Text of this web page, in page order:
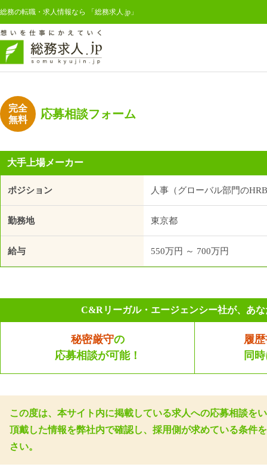
総務の転職・求人情報なら 「総務求人.jp」
完全
無料
応募相談フォーム
大手上場メーカー
ポジション 人事（グローバル部門の
勤務地 東京都
給与 550万円 ～ 700万円
C&Rリーガル・エージェンシー社が、あ
秘密厳守の
応募相談が可能！
履
同
この度は、本サイト内に掲載している求人への応募相談を
頂戴した情報を弊社内で確認し、採用側が求めている条件
さい。